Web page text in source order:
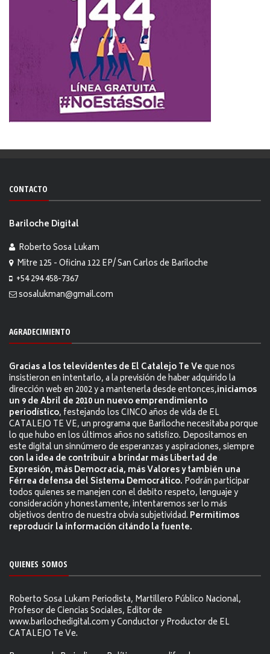
CONTACTO
Bariloche Digital
Roberto Sosa Lukam
Mitre 125 - Oficina 122 EP/ San Carlos de Bariloche
+54 294 458-7367
sosalukman@gmail.com
AGRADECIMIENTO
Gracias a los televidentes de El Catalejo Te Veque nos
insistieron en intentarlo, a la previsión de haber adquirido la
dirección web en 2002 y a mantenerla desde entonces,iniciamos
un 9 de Abril de 2010 un nuevo emprendimiento
periodístico, festejando los CINCO años de vida de EL
CATALEJO TE VE, un programa que Bariloche necesitaba porque
lo que hubo en los últimos años no satisfizo. Depositamos en
este digital un sinnúmero de esperanzas y aspiraciones, siempre
con la idea de contribuir a brindar más Libertad de
Expresión, más Democracia, más Valores y también una
Férrea defensa del Sistema Democrático. Podrán participar
todos quienes se manejen con el debito respeto, lenguaje y
consideración y honestamente, intentaremos ser lo más
objetivos dentro de nuestra obvia subjetividad. Permitimos
reproducir la información citándo la fuente.
QUIENES SOMOS
Roberto Sosa Lukam Periodista, Martillero Público Nacional,
Profesor de Ciencias Sociales, Editor de
www.barilochedigital.com y Conductor y Productor de EL
CATALEJO Te Ve.